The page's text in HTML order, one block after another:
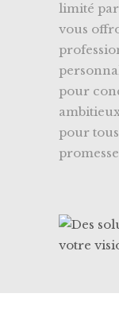
limité par
vous
pour
pour tous